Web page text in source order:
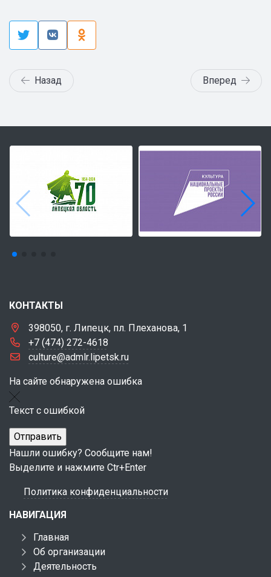
Назад Вперед
КОНТАКТЫ
398050, г. Липецк, пл. Плеханова, 1
+7 (474) 272-4618
culture@admlr.lipetsk.ru
На сайте обнаружена ошибка
Текст с ошибкой
Нашли ошибку? Сообщите нам!
Выделите и нажмите Ctr+Enter
Политика конфиденциальности
НАВИГАЦИЯ
Главная
Об организации
Деятельность